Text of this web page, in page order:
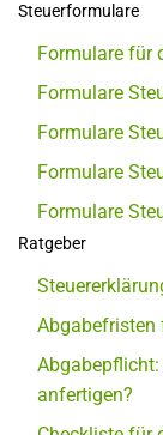
Steuerformulare
Formulare für
Formulare
Formulare
Formulare
Formulare
Ratgeber
Abgabefristen
Abgabepflicht:
anfertigen?